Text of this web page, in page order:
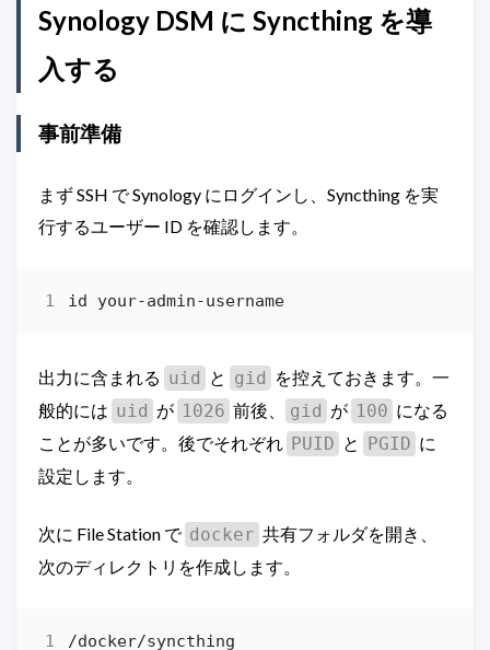
Synology DSM に Syncthing を導
入する
事前準備
まず SSH で Synology にログインし、Syncthing を実
行するユーザー ID を確認します。
出力に含まれる uid と gid を控えておきます。一
般的には uid が 1026 前後、 gid が 100 になる
ことが多いです。後でそれぞれ PUID と PGID に
設定します。
次に File Station で docker 共有フォルダを開き、
次のディレクトリを作成します。